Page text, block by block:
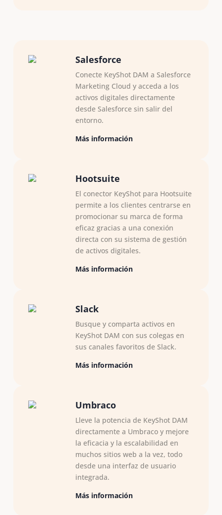
Salesforce
Conecte KeyShot DAM a Salesforce
Marketing Cloud y acceda a los
activos digitales directamente
desde Salesforce sin salir del
entorno.
Más información
Hootsuite
El conector KeyShot para Hootsuite
permite a los clientes centrarse en
promocionar su marca de forma
eficaz gracias a una conexión
directa con su sistema de gestión
de activos digitales.
Más información
Slack
Busque y comparta activos en
KeyShot DAM con sus colegas en
sus canales favoritos de Slack.
Más información
Umbraco
Lleve la potencia de KeyShot DAM
directamente a Umbraco y mejore
la eficacia y la escalabilidad en
muchos sitios web a la vez, todo
desde una interfaz de usuario
integrada.
Más información